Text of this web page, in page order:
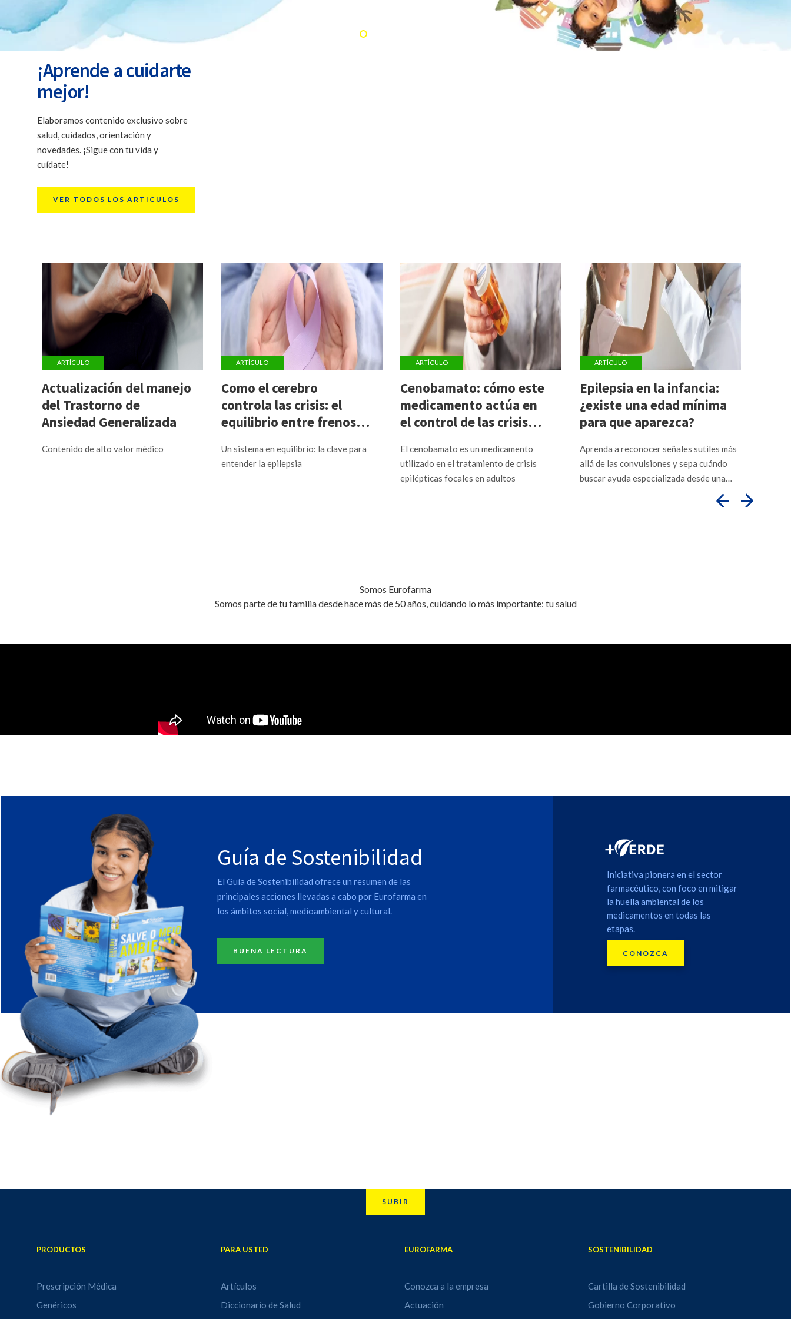
Suplementos
¡Aprende a cuidarte
mejor!
Elaboramos contenido exclusivo sobre
salud, cuidados, orientación y
novedades. ¡Sigue con tu vida y
cuídate!
VER TODOS LOS ARTICULOS
ARTÍCULO
Actualización del manejo
del Trastorno de
Ansiedad Generalizada
Contenido de alto valor médico
ARTÍCULO
Como el cerebro
controla las crisis: el
equilibrio entre frenos y
Un sistema en equilibrio: la clave para
entender la epilepsia
ARTÍCULO
Cenobamato: cómo este
medicamento actúa en
el control de las crisis
El cenobamato es un medicamento
utilizado en el tratamiento de crisis
epilépticas focales en adultos
ARTÍCULO
Epilepsia en la infancia:
¿existe una edad mínima
para que aparezca?
Aprenda a reconocer señales sutiles más
allá de las convulsiones y sepa cuándo
buscar ayuda especializada desde una
Somos Eurofarma
Somos parte de tu familia desde hace más de 50 años, cuidando lo más importante: tu salud
Guía de Sostenibilidad
El Guía de Sostenibilidad ofrece un resumen de las
principales acciones llevadas a cabo por Eurofarma en
los ámbitos social, medioambiental y cultural.
BUENA LECTURA
Iniciativa pionera en el sector
farmacéutico, con foco en mitigar
la huella ambiental de los
medicamentos en todas las
etapas.
CONOZCA
SUBIR
PRODUCTOS
Prescripción Médica
Genéricos
PARA USTED
Artículos
Diccionario de Salud
EUROFARMA
Conozca a la empresa
Actuación
SOSTENIBILIDAD
Cartilla de Sostenibilidad
Gobierno Corporativo